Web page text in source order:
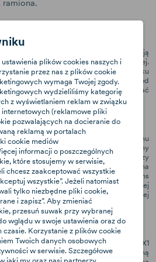
do 4 roku życia
jazdy jest dla dzieci pozycją
taki montaż fotelika możliwie jak najdłużej.
na podróżowanie tyłem nawet do 4 roku
fotelik w przypadku dzieci o wzroście od
montaż przodem, który można zastosować
105 cm.
oprócz wbudowanego w skorupę systemu
dodatkowe wsparcie SIP+. Oba systemy
maluchowi wzmożoną ochronę przy
SIP+ to specjalna nakładka montowana
strony drzwi. Zmniejsza ona dystans
Łatwo się ją zdejmuje i zakłada. Jej
jeżeli fotelik znajduje się na środku tylnej
w zagłówku
modelu fotelik BeSafe iZi Modular X1
w którym wykorzystano nowoczesną
ustawienia plików cookies naszych i
przez nas z plików cookie
wymaga Twojej zgody.
wydzieliliśmy kategorię
z wyświetlaniem reklam w związku
internetowych (reklamowe pliki
pozwalających na docieranie do
reklamą w portalach
cookie mediów
informacji o poszczególnych
które stosujemy w serwisie,
chcesz zaakceptować wszystkie
wszystkie”. Jeżeli natomiast
tylko niezbędne pliki cookie,
i zapisz”. Aby zmieniać
przesuń suwak przy wybranej
wglądu w swoje ustawienia oraz do
Korzystanie z plików cookie
Twoich danych osobowych
w serwisie. Szczegółowe